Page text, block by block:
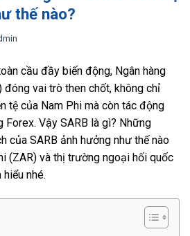
thế nào?
cầu đầy biến động, Ngân hàng
đóng vai trò then chốt, không chỉ
tệ của Nam Phi mà còn tác động
Forex. Vậy SARB là gì? Những
của SARB ảnh hưởng như thế nào
(ZAR) và thị trường ngoại hối quốc
hiểu nhé.